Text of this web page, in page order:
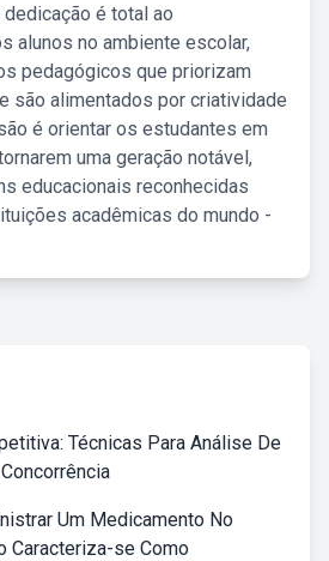
dedicação é total ao
alunos no ambiente escolar,
pedagógicos que priorizam
são alimentados por criatividade
é orientar os estudantes em
uma geração notável,
educacionais reconhecidas
acadêmicas do mundo -
Técnicas Para Análise De
Um Medicamento No
Caracteriza-se Como